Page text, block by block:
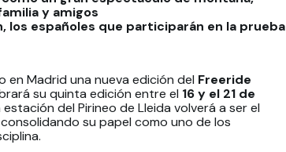
y amigos
los españoles que participarán en la prueba
en Madrid una nueva edición del Freeride
su quinta edición entre el 16 y el 21 de
estación del Pirineo de Lleida volverá a ser el
su papel como uno de los